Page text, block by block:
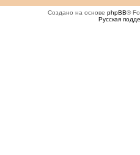
Создано на основе phpBB®
Русская